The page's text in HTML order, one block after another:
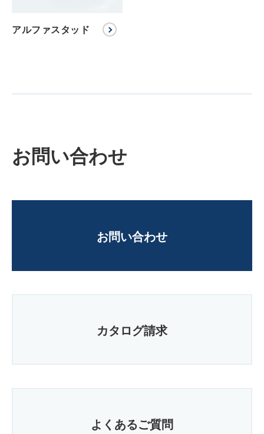
アルファスタッド
お問い合わせ
お問い合わせ
カタログ請求
よくあるご質問